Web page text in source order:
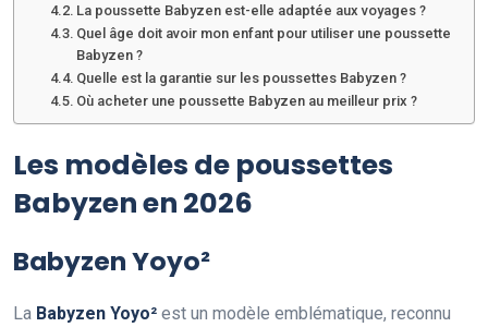
La poussette Babyzen est-elle adaptée aux voyages ?
Quel âge doit avoir mon enfant pour utiliser une poussette
Babyzen ?
Quelle est la garantie sur les poussettes Babyzen ?
Où acheter une poussette Babyzen au meilleur prix ?
Les modèles de poussettes
Babyzen en 2026
Babyzen Yoyo²
La Babyzen Yoyo² est un modèle emblématique, reconnu